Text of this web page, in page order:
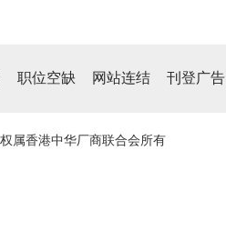
职位空缺 网站连结 刊登广告
属香港中华厂商联合会所有